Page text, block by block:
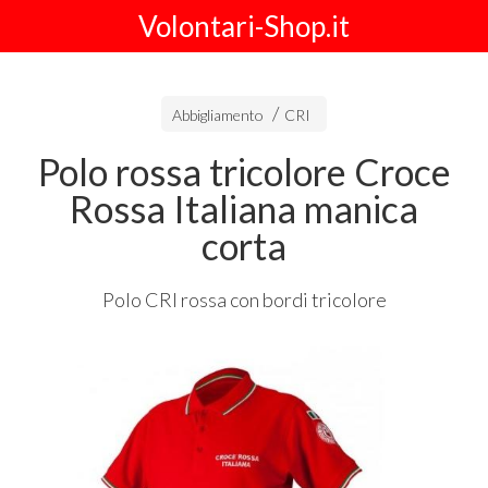
Volontari-Shop.it
Abbigliamento CRI
Polo rossa tricolore Croce
Rossa Italiana manica
corta
Polo CRI rossa con bordi tricolore